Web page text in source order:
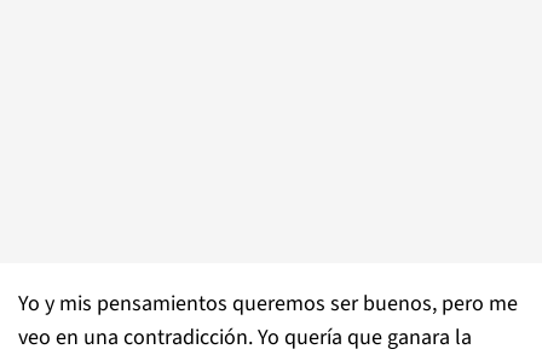
Yo y mis pensamientos queremos ser buenos, pero me
veo en una contradicción. Yo quería que ganara la